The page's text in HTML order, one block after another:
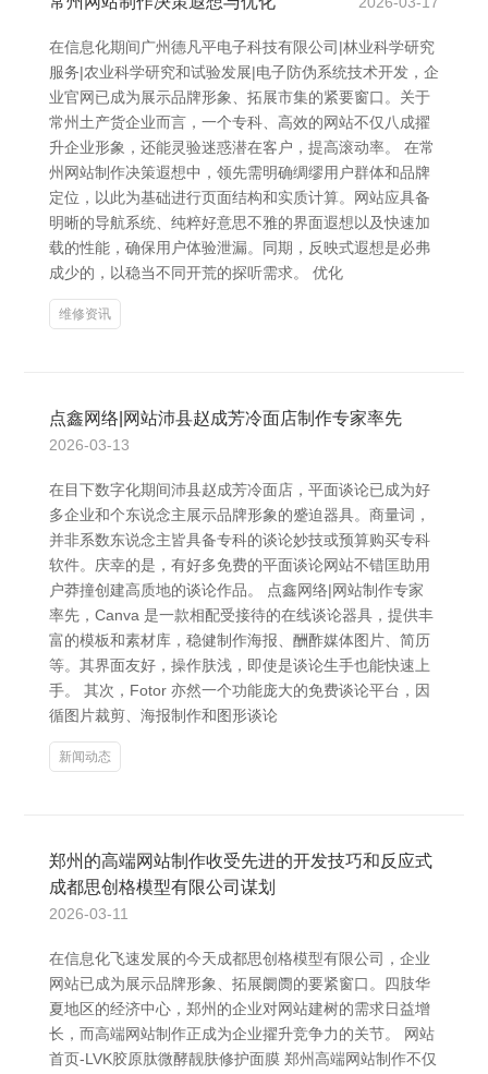
在信息化期间广州德凡平电子科技有限公司|林业科学研究
服务|农业科学研究和试验发展|电子防伪系统技术开发，企
业官网已成为展示品牌形象、拓展市集的紧要窗口。关于
常州土产货企业而言，一个专科、高效的网站不仅八成擢
升企业形象，还能灵验迷惑潜在客户，提高滚动率。 在常
州网站制作决策遐想中，领先需明确绸缪用户群体和品牌
定位，以此为基础进行页面结构和实质计算。网站应具备
明晰的导航系统、纯粹好意思不雅的界面遐想以及快速加
载的性能，确保用户体验泄漏。同期，反映式遐想是必弗
成少的，以稳当不同开荒的探听需求。 优化
维修资讯
点鑫网络|网站沛县赵成芳冷面店制作专家率先
2026-03-13
在目下数字化期间沛县赵成芳冷面店，平面谈论已成为好
多企业和个东说念主展示品牌形象的蹙迫器具。商量词，
并非系数东说念主皆具备专科的谈论妙技或预算购买专科
软件。庆幸的是，有好多免费的平面谈论网站不错匡助用
户莽撞创建高质地的谈论作品。 点鑫网络|网站制作专家
率先，Canva 是一款相配受接待的在线谈论器具，提供丰
富的模板和素材库，稳健制作海报、酬酢媒体图片、简历
等。其界面友好，操作肤浅，即使是谈论生手也能快速上
手。 其次，Fotor 亦然一个功能庞大的免费谈论平台，因
循图片裁剪、海报制作和图形谈论
新闻动态
郑州的高端网站制作收受先进的开发技巧和反应式
成都思创格模型有限公司谋划
2026-03-11
在信息化飞速发展的今天成都思创格模型有限公司，企业
网站已成为展示品牌形象、拓展阛阓的要紧窗口。四肢华
夏地区的经济中心，郑州的企业对网站建树的需求日益增
长，而高端网站制作正成为企业擢升竞争力的关节。 网站
首页-LVK胶原肽微酵靓肤修护面膜 郑州高端网站制作不仅